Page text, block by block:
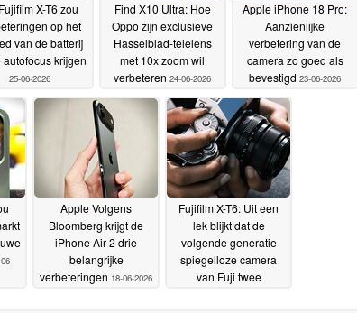
X-T6 zou
op het
van de batterij
autofocus krijgen
25-06-2026
Find X10 Ultra: Hoe
Oppo zijn exclusieve
Hasselblad-telelens
met 10x zoom wil
verbeteren 24-06-2026
Apple iPhone 18 Pro:
Aanzienlijke
verbetering van de
camera zo goed als
bevestigd 23-06-2026
Apple Volgens
Bloomberg krijgt de
iPhone Air 2 drie
belangrijke
verbeteringen 18-06-2026
Fujifilm X-T6: Uit een
lek blijkt dat de
volgende generatie
spiegelloze camera
van Fuji twee